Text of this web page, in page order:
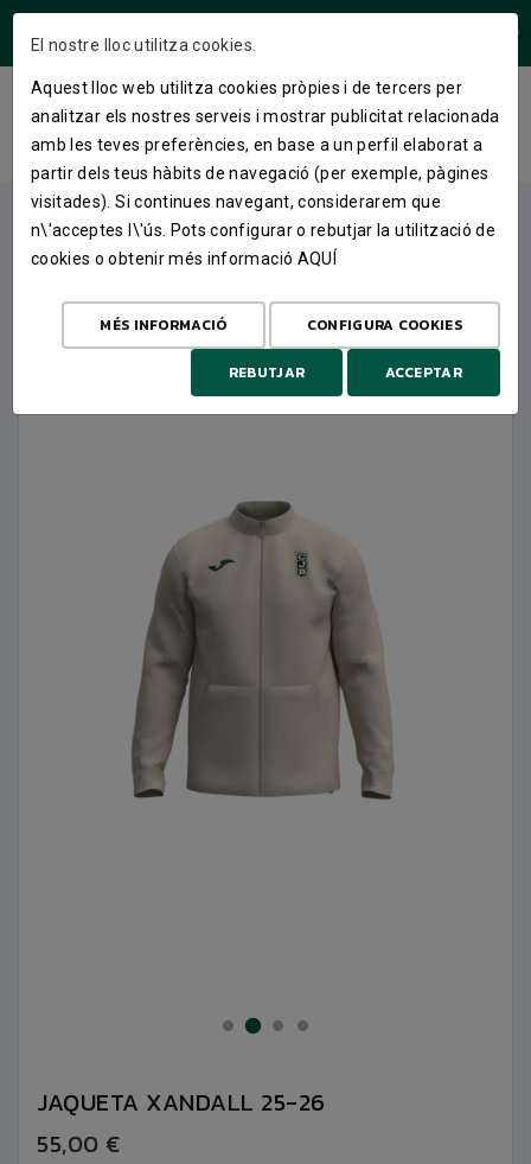
JAQUETA XANDALL 25-26
INICI BOTIGA ROBA STREET JAQUETA XANDALL 25-26
JAQUETA XANDALL 25-26
55,00 €
El nostre lloc utilitza cookies.
Aquest lloc web utilitza cookies pròpies i de tercers per
analitzar els nostres serveis i mostrar publicitat relacionada
amb les teves preferències, en base a un perfil elaborat a
partir dels teus hàbits de navegació (per exemple, pàgines
visitades). Si continues navegant, considerarem que
n\'acceptes l\'ús. Pots configurar o rebutjar la utilització de
cookies o obtenir més informació AQUÍ
MÉS INFORMACIÓ CONFIGURA COOKIES
REBUTJAR ACCEPTAR